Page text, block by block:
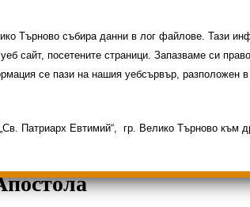
История на училището Контакти
Групи ЗИ 2025/2026 учебна год.
Търново събира данни в лог файлове. Тази
сайт, посетените страници. Запазваме си
се пази на нашия уебсървър,
Патриарх Евтимий“, гр. Велико Търново